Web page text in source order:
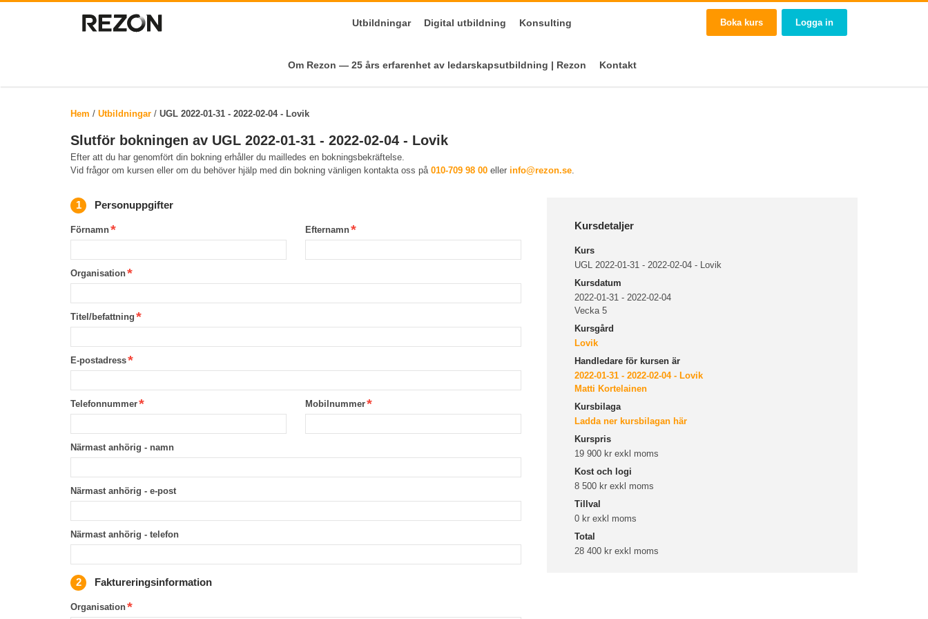
Utbildningar Digital utbildning Konsulting
Om Rezon — 25 års erfarenhet av ledarskapsutbildning | Rezon Kontakt
Boka kurs Logga in
Hem / Utbildningar / UGL 2022-01-31 - 2022-02-04 - Lovik
Slutför bokningen av UGL 2022-01-31 - 2022-02-04 - Lovik
Efter att du har genomfört din bokning erhåller du mailledes en bokningsbekräftelse.
Vid frågor om kursen eller om du behöver hjälp med din bokning vänligen kontakta oss på 010-709 98 00 eller info@rezon.se.
Personuppgifter
Förnamn Efternamn
Organisation
Titel/befattning
E-postadress
Telefonnummer Mobilnummer
Närmast anhörig - namn
Närmast anhörig - e-post
Närmast anhörig - telefon
Faktureringsinformation
Organisation
Kursdetaljer
Kurs
UGL 2022-01-31 - 2022-02-04 - Lovik
Kursdatum
2022-01-31 - 2022-02-04
Vecka 5
Kursgård
Lovik
Handledare för kursen är
2022-01-31 - 2022-02-04 - Lovik
Matti Kortelainen
Kursbilaga
Ladda ner kursbilagan här
Kurspris
19 900 kr exkl moms
Kost och logi
8 500 kr exkl moms
Tillval
0 kr exkl moms
Total
28 400 kr exkl moms